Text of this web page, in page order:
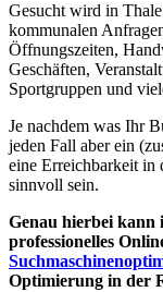
Gesucht wird in
kommunalen
Öffnungszeiten,
Geschäften,
Sportgruppen und
Je nachdem was Ihr
jeden Fall aber ein
eine Erreichbarkeit in
sinnvoll sein.
Genau hierbei kann
professionelles
Optimierung in der